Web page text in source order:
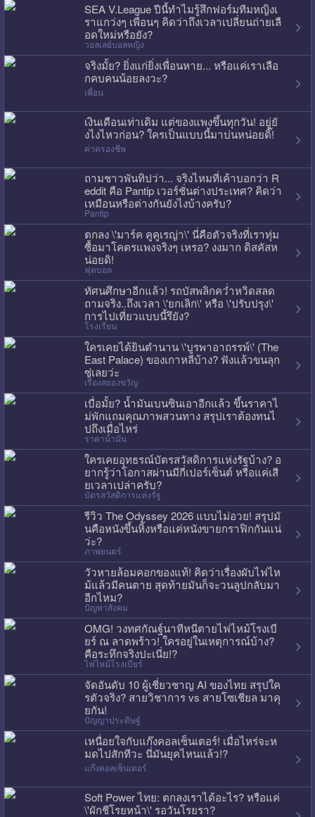
SEA V.League ปีนี้ทำไมรู้สึกฟอร์มทีมหญิงเ
ราแกว่งๆ เพื่อนๆ คิดว่าถึงเวลาเปลี่ยนถ่ายเลื
อดใหม่หรือยัง?
วอลเลย์บอลหญิง
จริงมั้ย? ยิ่งแก่ยิ่งเพื่อนหาย... หรือแค่เราเลือ
กคบคนน้อยลงวะ?
เพื่อน
เงินเดือนเท่าเดิม แต่ของแพงขึ้นทุกวัน! อยู่ยั
งไงไหวก่อน? ใครเป็นแบบนี้มาบ่นหน่อยดิ๊!
ค่าครองชีพ
ถามชาวพันทิปว่า... จริงไหมที่เค้าบอกว่า R
eddit คือ Pantip เวอร์ชั่นต่างประเทศ? คิดว่า
เหมือนหรือต่างกันยังไงบ้างครับ?
Pantip
ตกลง \'มาร์ค คูคูเรญ่า\' นี่คือตัวจริงที่เราทุ่ม
ซื้อมาโคตรแพงจริงๆ เหรอ? งงมาก ดิสคัสห
น่อยดิ!
ฟุตบอล
ทัศนศึกษาอีกแล้ว! รถบัสพลิกคว่ำหวิดสลด
ถามจริง..ถึงเวลา \'ยกเลิก\' หรือ \'ปรับปรุง\'
การไปเที่ยวแบบนี้รึยัง?
โรงเรียน
ใครเคยได้ยินตำนาน \'บูรพาอาถรรพ์\' (The
East Palace) ของเกาหลีบ้าง? ฟังแล้วขนลุก
ซู่เลยว่ะ
เรื่องสยองขวัญ
เบื่อมั้ย? น้ำมันเบนซินเอาอีกแล้ว ขึ้นราคาไ
ม่พักแถมคุณภาพสวนทาง สรุปเราต้องทนไ
ปถึงเมื่อไหร่
ราคาน้ำมัน
ใครเคยอุทธรณ์บัตรสวัสดิการแห่งรัฐบ้าง? อ
ยากรู้ว่าโอกาสผ่านมีกี่เปอร์เซ็นต์ หรือแค่เสี
ยเวลาเปล่าครับ?
บัตรสวัสดิการแห่งรัฐ
รีวิว The Odyssey 2026 แบบไม่อวย! สรุปมั
นคือหนังขึ้นหิ้งหรือแค่หนังขายกราฟิกกันแน่
ว่ะ?
ภาพยนตร์
วัวหายล้อมคอกของแท้! คิดว่าเรื่องผับไฟไห
ม้แล้วมีคนตาย สุดท้ายมันก็จะวนลูปกลับมา
อีกไหม?
ปัญหาสังคม
OMG! วงทศกัณฐ์นาทีหนีตายไฟไหม้โรงเบี
ยร์ ณ ลาดพร้าว! ใครอยู่ในเหตุการณ์บ้าง?
คือระทึกจริงปะเนี่ย!?
ไฟไหม้โรงเบียร์
จัดอันดับ 10 ผู้เชี่ยวชาญ AI ของไทย สรุปใค
รตัวจริง? สายวิชาการ vs สายโซเชียล มาคุ
ยกัน!
ปัญญาประดิษฐ์
เหนื่อยใจกับแก๊งคอลเซ็นเตอร์! เมื่อไหร่จะห
มดไปสักทีวะ นี่มันยุคไหนแล้ว!?
แก๊งคอลเซ็นเตอร์
Soft Power ไทย: ตกลงเราได้อะไร? หรือแค่
\'ผักชีโรยหน้า\' รอวันโรยรา?